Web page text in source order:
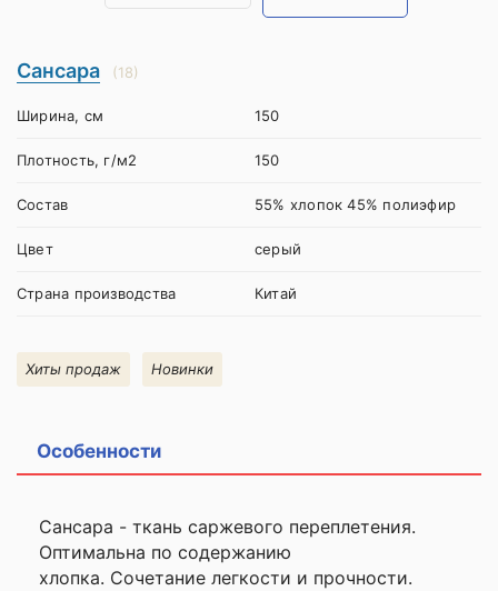
Сансара (18)
Ширина, см 150
Плотность, г/м2 150
Состав 55% хлопок 45% полиэфир
Цвет серый
Страна производства Китай
Хиты продаж Новинки
Особенности
Сансара - ткань саржевого переплетения.
Оптимальна по содержанию
хлопка. Сочетание легкости и прочности.